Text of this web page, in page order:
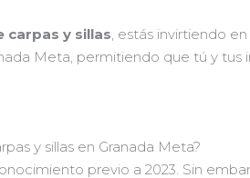
carpas y sillas, estás invirtiendo
Meta, permitiendo que tú y
y sillas en Granada Meta?
previo a 2023. Sin